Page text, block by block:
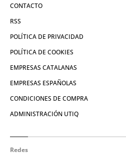
CONTACTO
RSS
POLÍTICA DE PRIVACIDAD
POLÍTICA DE COOKIES
EMPRESAS CATALANAS
EMPRESAS ESPAÑOLAS
CONDICIONES DE COMPRA
ADMINISTRACIÓN UTIQ
Redes